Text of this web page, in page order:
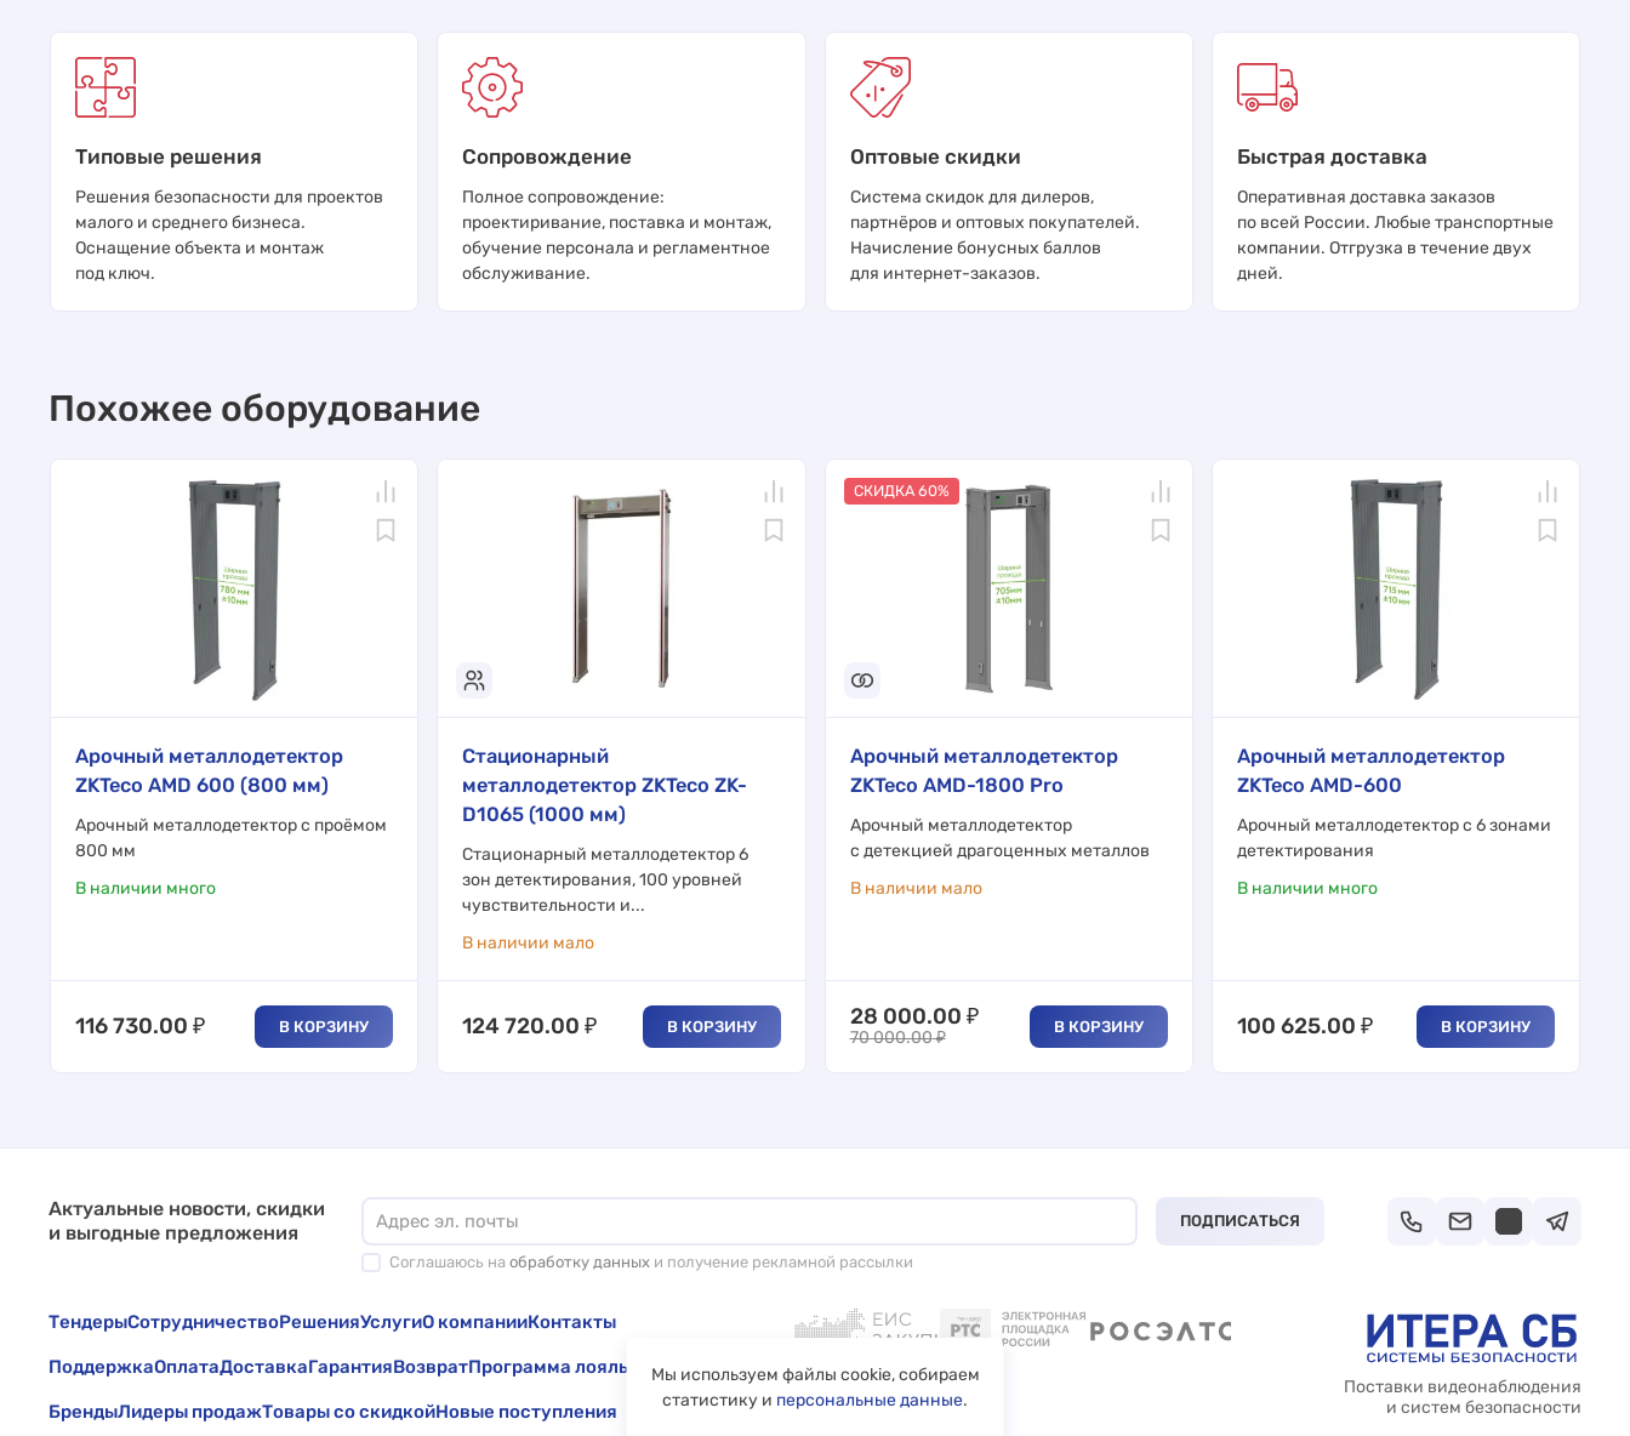
Типовые решения
Решения безопасности для проектов
малого и среднего бизнеса.
Оснащение объекта и монтаж
под ключ.
Сопровождение
Полное сопровождение:
проектиривание, поставка и монтаж,
обучение персонала и регламентное
обслуживание.
Оптовые скидки
Система скидок для дилеров,
партнёров и оптовых покупателей.
Начисление бонусных баллов
для интернет-заказов.
Быстрая доставка
Оперативная доставка заказов
по всей России. Любые транспортные
компании. Отгрузка в течение двух
дней.
Похожее оборудование
Арочный металлодетектор
ZKTeco AMD 600 (800 мм)
Арочный металлодетектор с проёмом
800 мм
В наличии много
116 730.00 ₽ В КОРЗИНУ
Стационарный
металлодетектор ZKTeco ZK-
D1065 (1000 мм)
Стационарный металлодетектор 6
зон детектирования, 100 уровней
чувствительности и...
В наличии мало
124 720.00 ₽ В КОРЗИНУ
СКИДКА 60%
Арочный металлодетектор
ZKTeco AMD-1800 Pro
Арочный металлодетектор
с детекцией драгоценных металлов
В наличии мало
28 000.00 ₽
70 000.00₽
В КОРЗИНУ
Арочный металлодетектор
ZKTeco AMD-600
Арочный металлодетектор с 6 зонами
детектирования
В наличии много
100 625.00 ₽ В КОРЗИНУ
Актуальные новости, скидки
и выгодные предложения
ПОДПИСАТЬСЯ
Соглашаюсь на обработку данных и получение рекламной рассылки
ТендерыСотрудничествоРешенияУслугиО компанииКонтакты
ПоддержкаОплатаДоставкаГарантияВозвратПрограмма лояльности
БрендыЛидеры продажТовары со скидкойНовые поступления
Поставки видеонаблюдения
и систем безопасности
Мы используем файлы cookie, собираем
статистику и персональные данные.